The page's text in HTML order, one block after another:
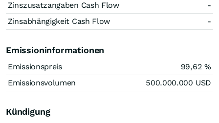
Zinszusatzangaben Cash Flow
-
Zinsabhängigkeit Cash Flow
-
Emissioninformationen
Emissionspreis 99,62 %
Emissionsvolumen
500.000.000 USD
Kündigung